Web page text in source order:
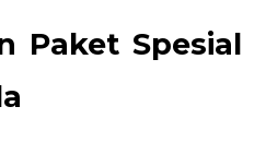
Paket Spesial